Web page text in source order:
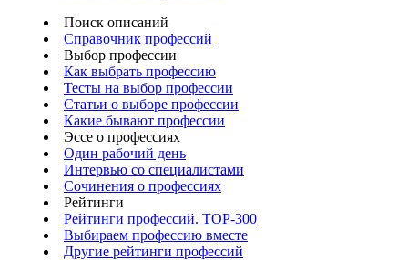
Поиск описаний
Справочник профессий
Выбор профессии
Как выбрать профессию
Тесты на выбор профессии
Статьи о выборе профессии
Какие бывают профессии
Эссе о профессиях
Один рабочий день
Интервью со специалистами
Сочинения о профессиях
Рейтинги
Рейтинги профессий. TOP-300
Выбираем профессию вместе
Другие рейтинги профессий